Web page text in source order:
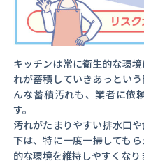
キッチンは常に衛生的な環
れが蓄積していきあっとい
んな蓄積汚れも、業者に依
す。
汚れがたまりやすい排水口
下は、特に一度一掃しても
的な環境を維持しやすくなり